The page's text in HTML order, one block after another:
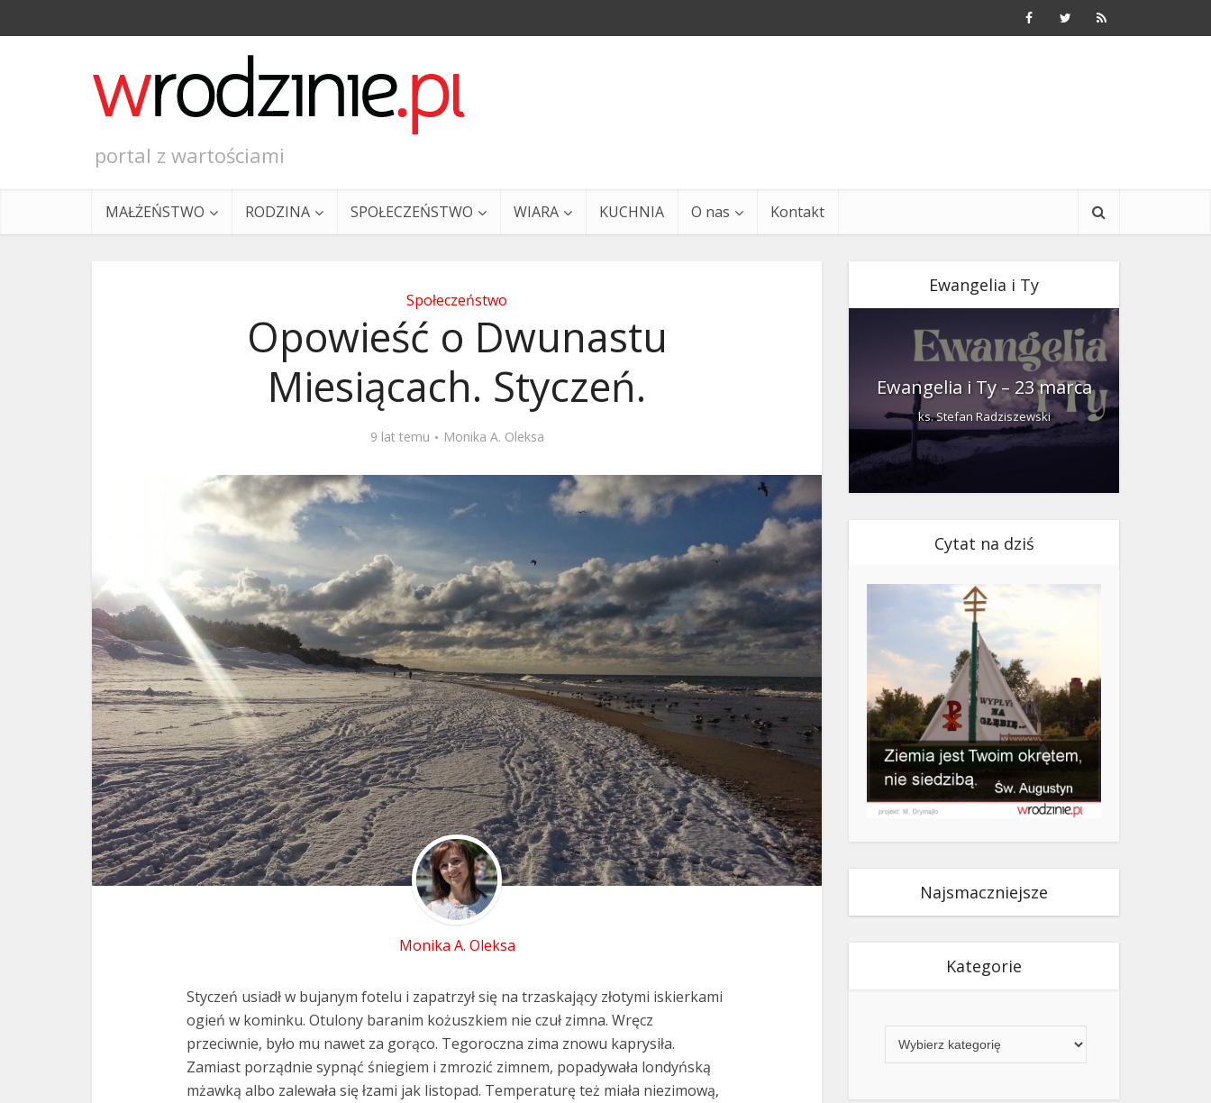
portal z wartościami
MAŁŻEŃSTWO RODZINA SPOŁECZEŃSTWO WIARA KUCHNIA O nas Kontakt
Społeczeństwo
Opowieść o Dwunastu
Miesiącach. Styczeń.
9 lat temu Monika A. Oleksa
Monika A. Oleksa
Styczeń usiadł w bujanym fotelu i zapatrzył się na trzaskający złotymi iskierkami
ogień w kominku. Otulony baranim kożuszkiem nie czuł zimna. Wręcz
przeciwnie, było mu nawet za gorąco. Tegoroczna zima znowu kaprysiła.
Zamiast porządnie sypnąć śniegiem i zmrozić zimnem, popadywała londyńską
mżawką albo zalewała się łzami jak listopad. Temperaturę też miała niezimową,
Ewangelia i Ty
Ewangelia i Ty – 29 grudnia
ks. Stefan Radziszewski
Ewangelia i Ty – 27 grudnia Ewangelia i Ty – 23 marca
ks. Stefan Radziszewski
Cytat na dziś
Najsmaczniejsze
Kategorie